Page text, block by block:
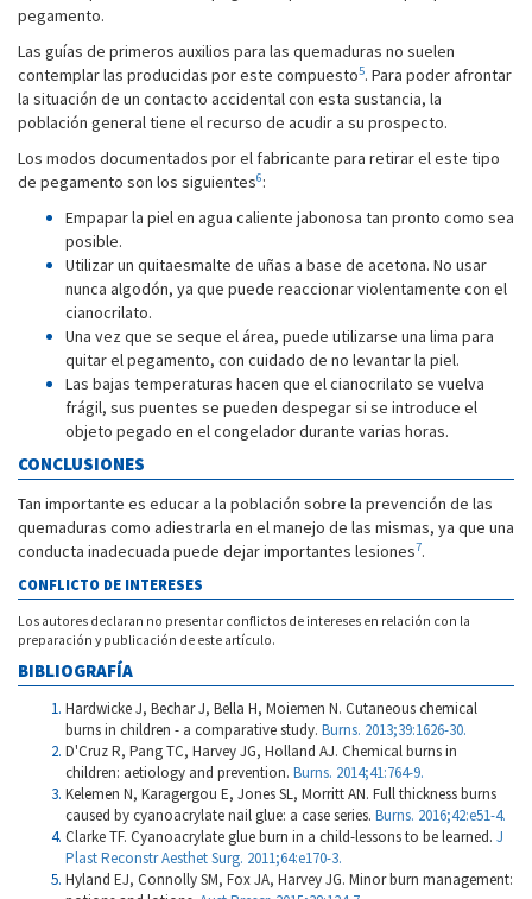
pegamento.
Las guías de primeros auxilios para las quemaduras no suelen
contemplar las producidas por este compuesto5. Para poder afrontar
la situación de un contacto accidental con esta sustancia, la
población general tiene el recurso de acudir a su prospecto.
Los modos documentados por el fabricante para retirar el este tipo
de pegamento son los siguientes6:
Empapar la piel en agua caliente jabonosa tan pronto como sea
posible.
Utilizar un quitaesmalte de uñas a base de acetona. No usar
nunca algodón, ya que puede reaccionar violentamente con el
cianocrilato.
Una vez que se seque el área, puede utilizarse una lima para
quitar el pegamento, con cuidado de no levantar la piel.
Las bajas temperaturas hacen que el cianocrilato se vuelva
frágil, sus puentes se pueden despegar si se introduce el
objeto pegado en el congelador durante varias horas.
CONCLUSIONES
Tan importante es educar a la población sobre la prevención de las
quemaduras como adiestrarla en el manejo de las mismas, ya que una
conducta inadecuada puede dejar importantes lesiones7.
CONFLICTO DE INTERESES
Los autores declaran no presentar conflictos de intereses en relación con la
preparación y publicación de este artículo.
BIBLIOGRAFÍA
Hardwicke J, Bechar J, Bella H, Moiemen N. Cutaneous chemical
burns in children - a comparative study. Burns. 2013;39:1626-30.
D'Cruz R, Pang TC, Harvey JG, Holland AJ. Chemical burns in
children: aetiology and prevention. Burns. 2014;41:764-9.
Kelemen N, Karagergou E, Jones SL, Morritt AN. Full thickness burns
caused by cyanoacrylate nail glue: a case series. Burns. 2016;42:e51-4.
Clarke TF. Cyanoacrylate glue burn in a child-lessons to be learned. J
Plast Reconstr Aesthet Surg. 2011;64:e170-3.
Hyland EJ, Connolly SM, Fox JA, Harvey JG. Minor burn management: